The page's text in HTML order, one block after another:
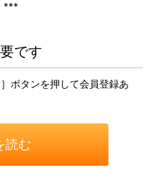
***
です
ボタンを押して会員登録あ
読む